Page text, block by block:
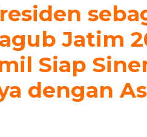
Jatim
Siap
dengan